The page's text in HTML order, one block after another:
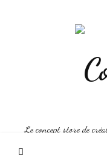
Le concept store de